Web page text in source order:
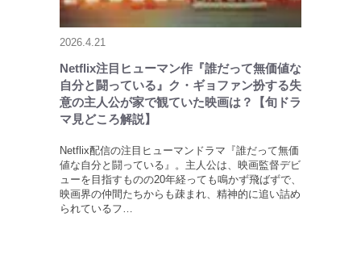
2026.4.21
Netflix注目ヒューマン作『誰だって無価値な
自分と闘っている』ク・ギョファン扮する失
意の主人公が家で観ていた映画は？【旬ドラ
マ見どころ解説】
Netflix配信の注目ヒューマンドラマ『誰だって無価
値な自分と闘っている』。主人公は、映画監督デビ
ューを目指すものの20年経っても鳴かず飛ばずで、
映画界の仲間たちからも疎まれ、精神的に追い詰め
られているフ…